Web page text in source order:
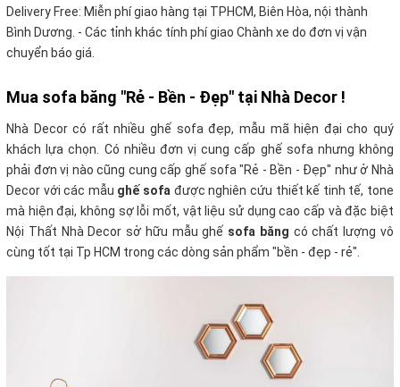
Delivery Free: Miễn phí giao hàng tại TPHCM, Biên Hòa, nội thành
Bình Dương. - Các tỉnh khác tính phí giao Chành xe do đơn vị vận
chuyển báo giá.
Mua sofa băng "Rẻ - Bền - Đẹp" tại Nhà Decor !
Nhà Decor có rất nhiều ghế sofa đẹp, mẫu mã hiện đại cho quý
khách lựa chọn. Có nhiều đơn vị cung cấp ghế sofa nhưng không
phải đơn vị nào cũng cung cấp ghế sofa "Rẻ - Bền - Đẹp" như ở Nhà
Decor với các mẫu ghế sofa được nghiên cứu thiết kế tinh tế, tone
mà hiện đại, không sợ lỗi mốt, vật liệu sử dụng cao cấp và đặc biệt
Nội Thất Nhà Decor sở hữu mẫu ghế sofa băng có chất lượng vô
cùng tốt tại Tp HCM trong các dòng sản phẩm "bền - đẹp - rẻ".